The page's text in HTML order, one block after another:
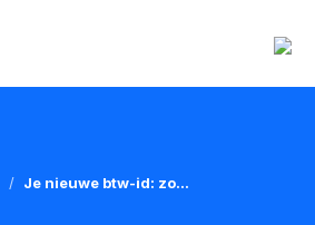
Je nieuwe btw-id: zo...